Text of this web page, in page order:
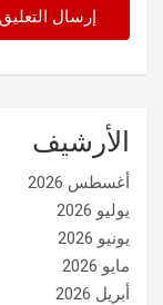
الأرشيف
أغسطس 2026
يوليو 2026
يونيو 2026
مايو 2026
أبريل 2026